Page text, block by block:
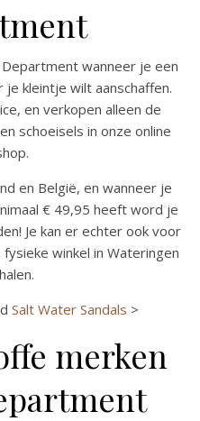
wanneer je een
je kleintje wilt aanschaffen.
en verkopen alleen de
schoeisels in onze online
en België, en wanneer je
€ 49,95 heeft word je
Je kan er echter ook voor
winkel in Wateringen
Salt Water Sandals >
merken